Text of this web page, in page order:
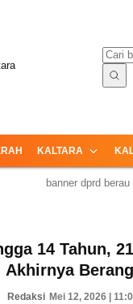
KALTARA
14 Tahun,
Akhirnya
Redaksi Mei 12, 2026 |